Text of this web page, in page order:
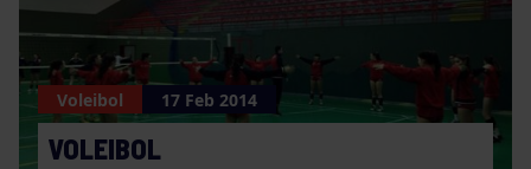
Voleibol 17 Feb 2014
VOLEIBOL